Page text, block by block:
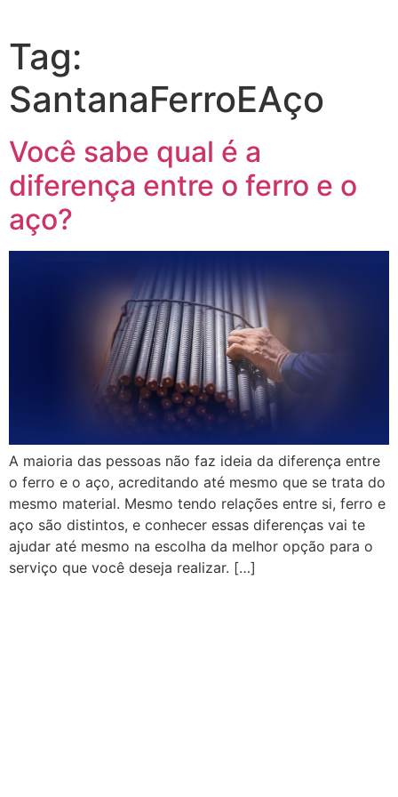
Tag:
SantanaFerroEAço
Você sabe qual é a
diferença entre o ferro e o
aço?
A maioria das pessoas não faz ideia da diferença entre
o ferro e o aço, acreditando até mesmo que se trata do
mesmo material. Mesmo tendo relações entre si, ferro e
aço são distintos, e conhecer essas diferenças vai te
ajudar até mesmo na escolha da melhor opção para o
serviço que você deseja realizar. […]